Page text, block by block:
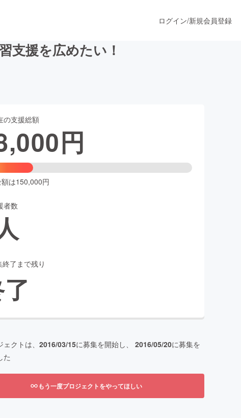
ファッション
ケア
ログイン/新規会員登録
支援を広めたい！
の支援総額
円
額は150,000円
者数
終了まで残り
クトは、 2016/03/15に募集を開始し、 2016/05/20に募集を
た
もう一度プロジェクトをやってほしい